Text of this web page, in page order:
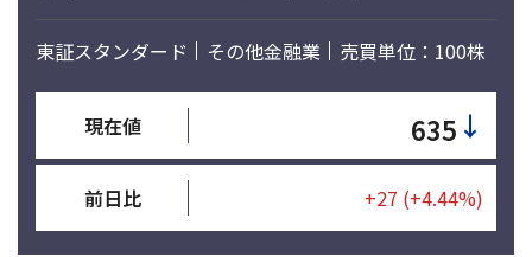
東証スタンダード その他金融業 売買単位：100株
現在値 635 ↓
前日比 +27 (+4.44%)